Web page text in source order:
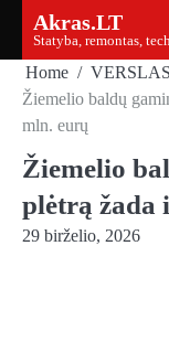
content
Akras.LT
Statyba, remontas,
Home
VERSLAS
Žiemelio baldų
mln. eurų
Žiemelio
plėtrą žada
29 birželio, 2026